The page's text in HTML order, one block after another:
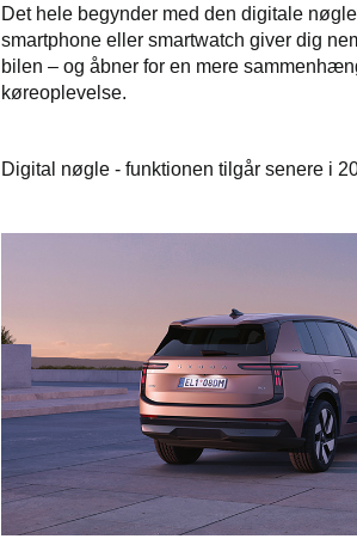
Det hele begynder med den digitale
smartphone eller smartwatch giver dig
bilen – og åbner for en mere
køreoplevelse.
Digital nøgle - funktionen tilgår senere i